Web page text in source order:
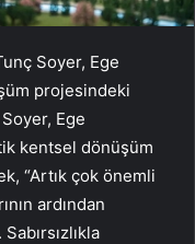
Soyer, Ege
projesindeki
Ege
kentsel dönüşüm
“Artık çok önemli
ardından